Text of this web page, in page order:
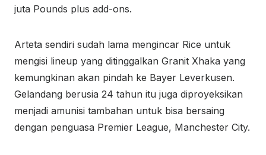
juta Pounds plus add-ons.
Arteta sendiri sudah lama mengincar Rice untuk
mengisi lineup yang ditinggalkan Granit Xhaka yang
kemungkinan akan pindah ke Bayer Leverkusen.
Gelandang berusia 24 tahun itu juga diproyeksikan
menjadi amunisi tambahan untuk bisa bersaing
dengan penguasa Premier League, Manchester City.